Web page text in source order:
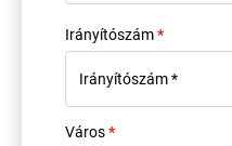
Irányítószám*
Város*